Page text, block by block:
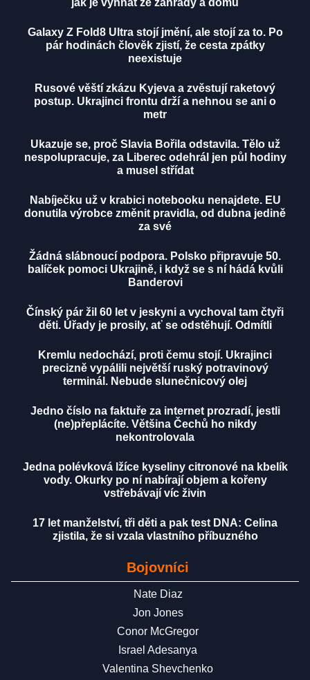
Galaxy Z Fold8 Ultra stojí jmění, ale stojí za to. Po
pár hodinách člověk zjistí, že cesta zpátky
neexistuje
Rusové věští zkázu Kyjeva a zvěstují raketový
postup. Ukrajinci frontu drží a nehnou se ani o
metr
Ukazuje se, proč Slavia Bořila odstavila. Tělo už
nespolupracuje, za Liberec odehrál jen půl hodiny
a musel střídat
Nabíječku už v krabici notebooku nenajdete. EU
donutila výrobce změnit pravidla, od dubna jedině
za své
Žádná slábnoucí podpora. Polsko připravuje 50.
balíček pomoci Ukrajině, i když se s ní hádá kvůli
Banderovi
Čínský pár žil 60 let v jeskyni a vychoval tam čtyři
děti. Úřady je prosily, ať se odstěhují. Odmítli
Kremlu nedochází, proti čemu stojí. Ukrajinci
precizně vypálili největší ruský potravinový
terminál. Nebude slunečnicový olej
Jedno číslo na faktuře za internet prozradí, jestli
(ne)přeplácíte. Většina Čechů ho nikdy
nekontrolovala
Jedna polévková lžíce kyseliny citronové na kbelík
vody. Okurky po ní nabírají objem a kořeny
vstřebávají víc živin
17 let manželství, tři děti a pak test DNA: Celina
zjistila, že si vzala vlastního příbuzného
Bojovníci
Nate Diaz
Jon Jones
Conor McGregor
Israel Adesanya
Valentina Shevchenko